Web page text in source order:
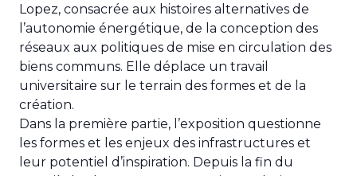
Lopez, consacrée aux histoires alternatives de
l’autonomie énergétique, de la conception des
réseaux aux politiques de mise en circulation des
biens communs. Elle déplace un travail
universitaire sur le terrain des formes et de la
création.
Dans la première partie, l’exposition questionne
les formes et les enjeux des infrastructures et
leur potentiel d’inspiration. Depuis la fin du